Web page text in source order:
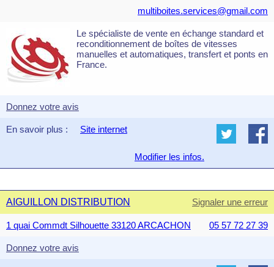
multiboites.services@gmail.com
Le spécialiste de vente en échange standard et
reconditionnement de boîtes de vitesses
manuelles et automatiques, transfert et ponts en
France.
Donnez votre avis
En savoir plus : Site internet
Modifier les infos.
AIGUILLON DISTRIBUTION Signaler une erreur
1 quai Commdt Silhouette 33120 ARCACHON 05 57 72 27 39
Donnez votre avis